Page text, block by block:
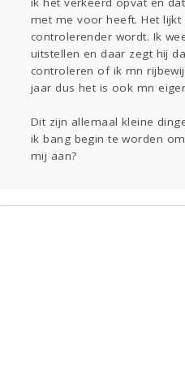
met me voor heeft. Het
controlerender wordt. Ik
uitstellen en daar zegt hij
controleren of ik mn
jaar dus het is ook mn
Dit zijn allemaal kleine
ik bang begin te worden
mij aan?